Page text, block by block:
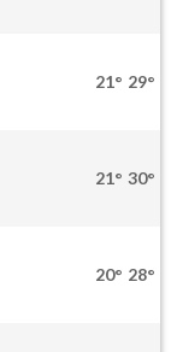
21° 29°
21° 30°
20° 28°